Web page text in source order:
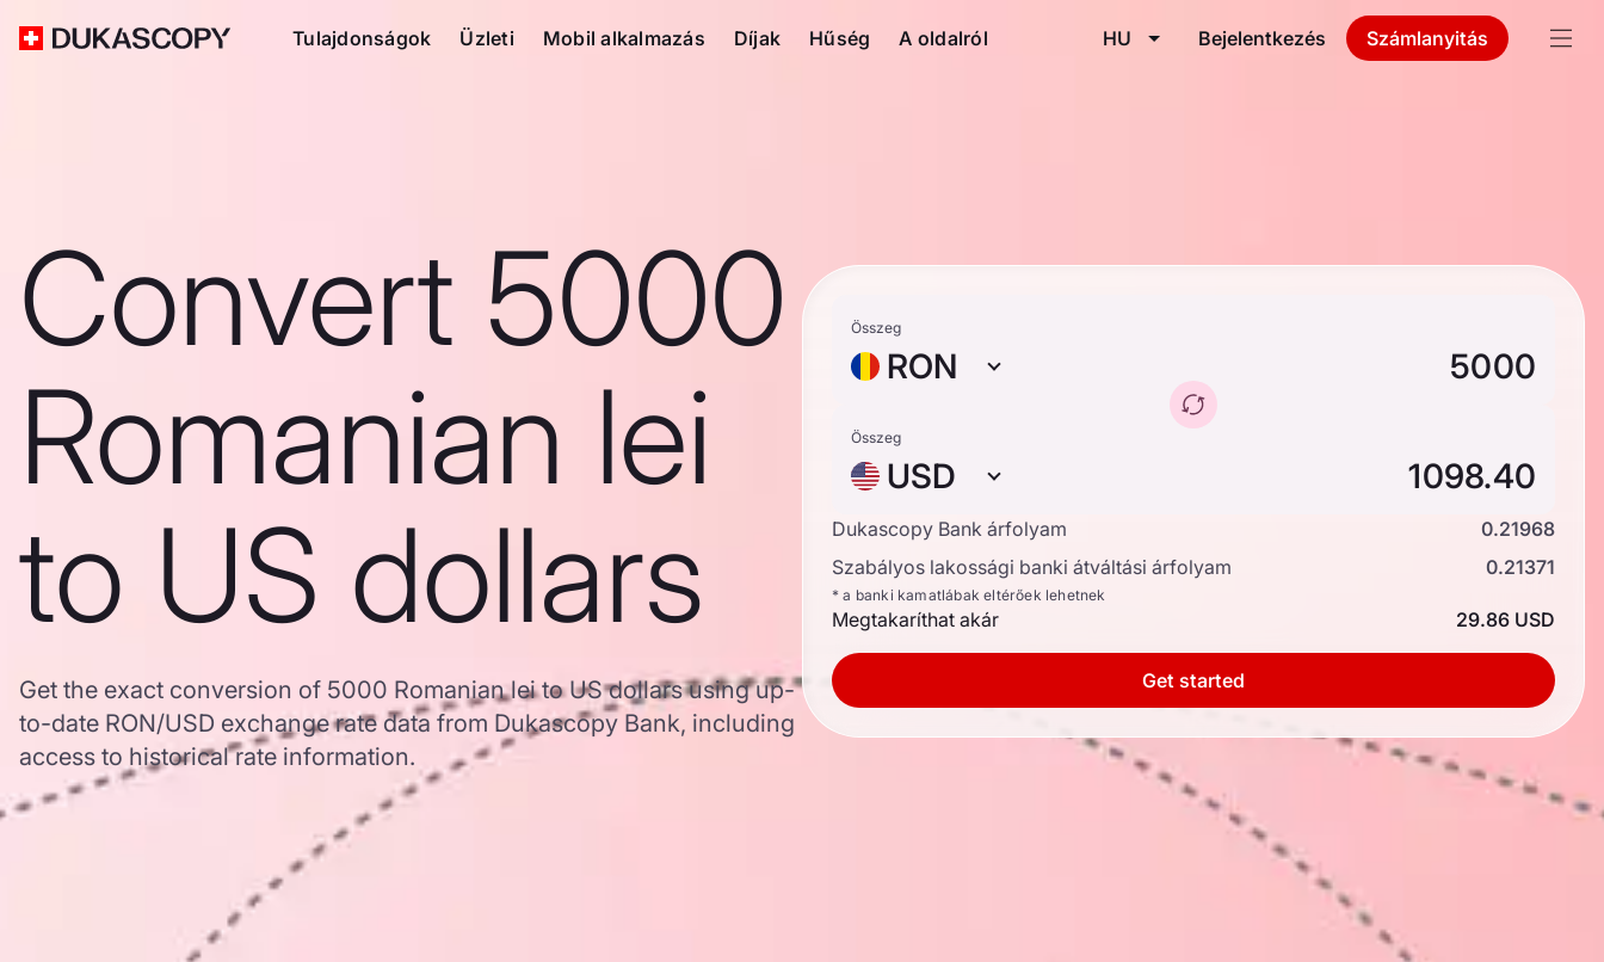
Tulajdonságok Üzleti Mobil alkalmazás Díjak Hűség A oldalról HU Bejelentkezés Számlanyitás
Convert 5000
Romanian lei
to US dollars
Get the exact conversion of 5000 Romanian lei to US dollars using up-
to-date RON/USD exchange rate data from Dukascopy Bank, including
access to historical rate information.
Összeg
RON
Összeg
USD
Dukascopy Bank árfolyam
0.21968
Szabályos lakossági banki átváltási árfolyam
0.21371
* a banki kamatlábak eltérőek lehetnek
Megtakaríthat akár 29.86 USD
Get started